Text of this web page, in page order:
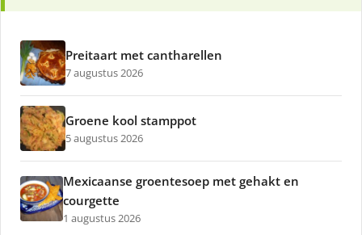
Preitaart met cantharellen
7 augustus 2026
Groene kool stamppot
5 augustus 2026
Mexicaanse groentesoep met gehakt en
courgette
1 augustus 2026